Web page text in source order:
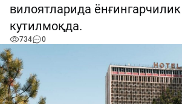
вилоятларида
кутилмоқда.
734 0